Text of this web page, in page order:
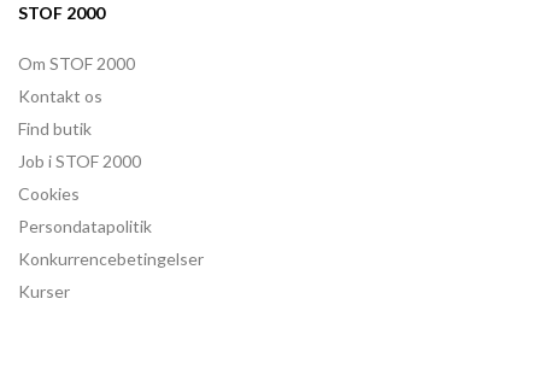
STOF 2000
Om STOF 2000
Kontakt os
Find butik
Job i STOF 2000
Cookies
Persondatapolitik
Konkurrencebetingelser
Kurser